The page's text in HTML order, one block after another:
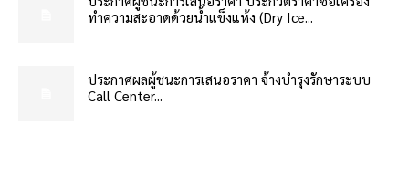
ทำความสะอาดด้วยน้ำแข็งแห้ง (Dry Ice...
ประกาศผลผู้ชนะการเสนอราคา จ้างบำรุงรักษาระบบ
Call Center...